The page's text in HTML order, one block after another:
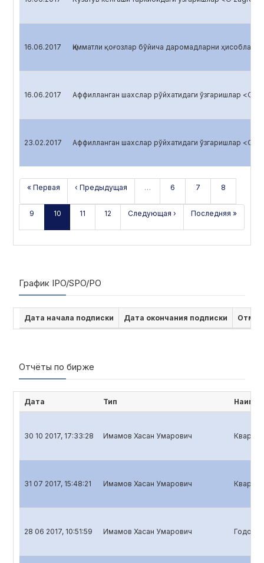
16.06.2017 Қимматли қоғозлар бўйича даромадларни ҳисоблаш
16.06.2017 Аффилланган шахслар рўйхатидаги ўзгаришлар
23.02.2017 Аффилланган шахслар рўйхатидаги ўзгаришлар
« Первая ‹ Предыдущая … 6 7 8
9 10 11 12 Следующая › Последняя »
График IPO/SPO/PO
Дата начала подписки Дата окончания подписки
Отчёты по бирже
Дата Тип
30 10 2017, 17:33:28 Имамов Хасан Умарович
31 07 2017, 15:48:21 Имамов Хасан Умарович
28 06 2017, 10:51:59 Имамов Хасан Умарович